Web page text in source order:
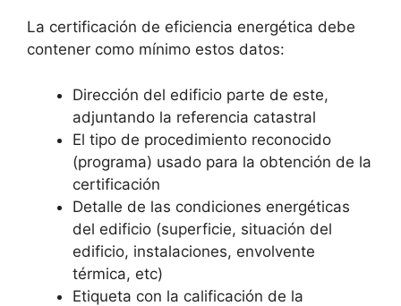
La certificación de eficiencia energética debe
contener como mínimo estos datos:
Dirección del edificio parte de este,
adjuntando la referencia catastral
El tipo de procedimiento reconocido
(programa) usado para la obtención de la
certificación
Detalle de las condiciones energéticas
del edificio (superficie, situación del
edificio, instalaciones, envolvente
térmica, etc)
Etiqueta con la calificación de la